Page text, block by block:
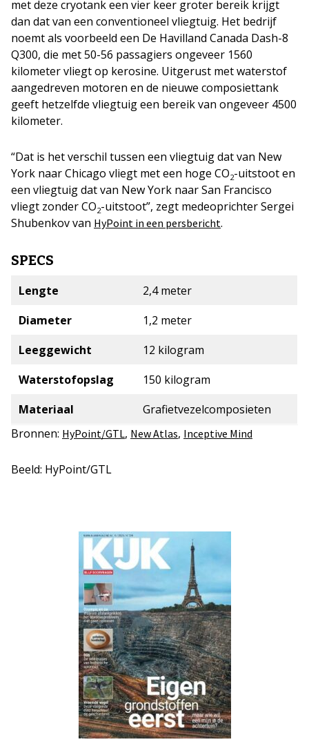
met deze cryotank een vier keer groter bereik krijgt
dan dat van een conventioneel vliegtuig. Het bedrijf
noemt als voorbeeld een De Havilland Canada Dash-8
Q300, die met 50-56 passagiers ongeveer 1560
kilometer vliegt op kerosine. Uitgerust met waterstof
aangedreven motoren en de nieuwe composiettank
geeft hetzelfde vliegtuig een bereik van ongeveer 4500
kilometer.
“Dat is het verschil tussen een vliegtuig dat van New
York naar Chicago vliegt met een hoge CO2-uitstoot en
een vliegtuig dat van New York naar San Francisco
vliegt zonder CO2-uitstoot”, zegt medeoprichter Sergei
Shubenkov van HyPoint in een persbericht.
SPECS
Lengte
2,4 meter
Diameter
1,2 meter
Leeggewicht
12 kilogram
Waterstofopslag
150 kilogram
Materiaal
Grafietvezelcomposieten
Bronnen: HyPoint/GTL, New Atlas, Inceptive Mind
Beeld: HyPoint/GTL